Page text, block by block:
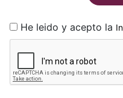
He leido y acepto la